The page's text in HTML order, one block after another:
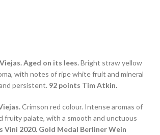
Aged on its lees.Bright straw yellow
with notes of ripe white fruit and mineral
persistent. 92 points Tim Atkin.
Crimson red colour. Intense aromas of
fruity palate, with a smooth and unctuous
Vini 2020. Gold Medal Berliner Wein